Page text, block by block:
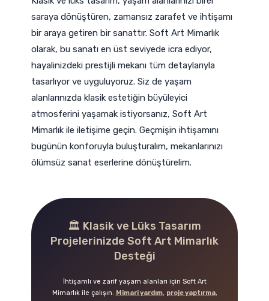
saraya dönüştüren, zamansız zarafet ve ihtişamı
bir araya getiren bir sanattır. Soft Art Mimarlık
olarak, bu sanatı en üst seviyede icra ediyor,
hayalinizdeki prestijli mekanı tüm detaylarıyla
tasarlıyor ve uyguluyoruz. Siz de yaşam
alanlarınızda klasik estetiğin büyüleyici
atmosferini yaşamak istiyorsanız, Soft Art
Mimarlık ile iletişime geçin. Geçmişin ihtişamını
bugünün konforuyla buluşturalım, mekanlarınızı
ölümsüz sanat eserlerine dönüştürelim.
🏛️ Klasik ve Lüks Tasarım
Projelerinizde Soft Art Mimarlık
Desteği
İhtişamlı ve zarif yaşam alanları için Soft Art
Mimarlık ile çalışın. Mimari yardım, proje yaptırma,